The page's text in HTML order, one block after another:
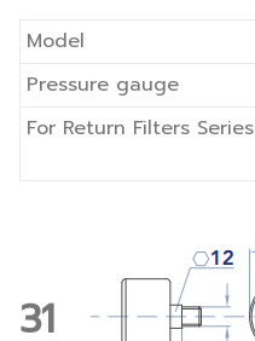
Model
Pressure gauge
For Return Filters Series
31